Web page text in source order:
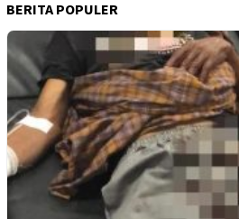
BERITA POPULER